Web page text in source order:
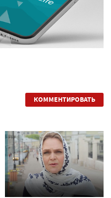
КОММЕНТИРОВАТЬ